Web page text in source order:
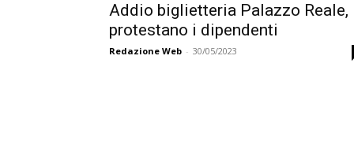
Addio biglietteria Palazzo Reale,
protestano i dipendenti
Redazione Web - 30/05/2023